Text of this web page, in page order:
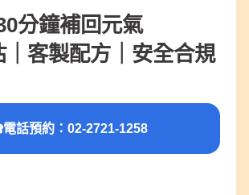
分鐘補回元氣
｜客製配方｜安全合規
電話預約：02-2721-1258